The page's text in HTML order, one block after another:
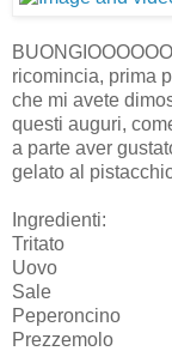
ricomincia, prima
che mi avete
questi auguri,
a parte aver
gelato al
Ingredienti:
Tritato
Uovo
Sale
Peperoncino
Prezzemolo